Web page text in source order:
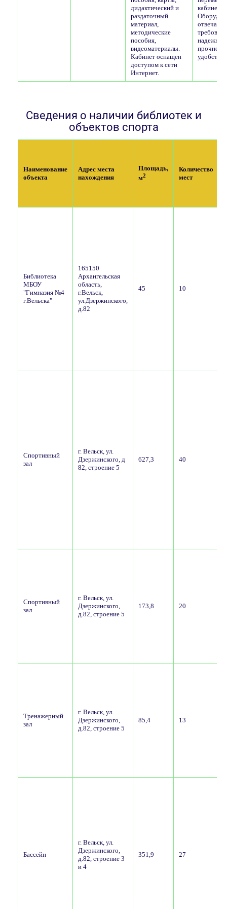
дидактический и
раздаточный
материал,
методические
пособия,
видеоматериалы.
Кабинет оснащен
доступом к сети
Интернет.
кабинету.
отвечает
удобства.
Сведения о наличии библиотек и
объектов спорта
Наименование
объекта
Адрес места
нахождения
Площадь,
м2
Количество
мест
Библиотека
МБОУ
"Гимназия №4
г.Вельска"
165150
Архангельская
область,
г.Вельск,
ул.Дзержинского,
д.82
45 10
Спортивный
зал
г. Вельск, ул.
Дзержинского, д
82, строение 5
627,3 40
Спортивный
зал
г. Вельск, ул.
Дзержинского,
д.82, строение 5
173,8 20
Тренажерный
зал
г. Вельск, ул.
Дзержинского,
д.82, строение 5
85,4 13
Бассейн
г. Вельск, ул.
Дзержинского,
д.82, строение 3
и 4
351,9 27